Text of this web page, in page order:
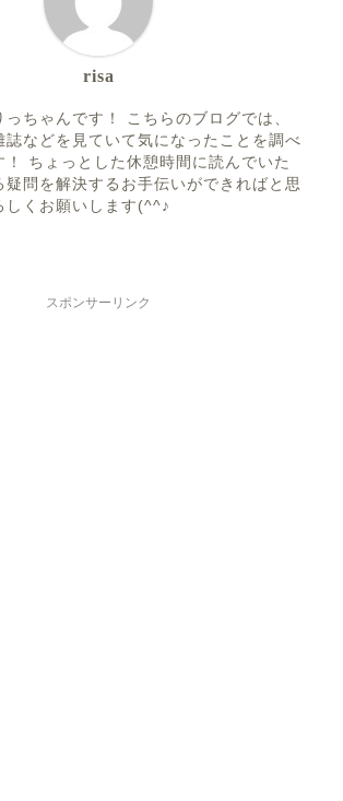
risa
っちゃんです！ こちらのブログでは、
誌などを見ていて気になったことを調べ
！ ちょっとした休憩時間に読んでいた
疑問を解決するお手伝いができればと思
しくお願いします(^^♪
スポンサーリンク